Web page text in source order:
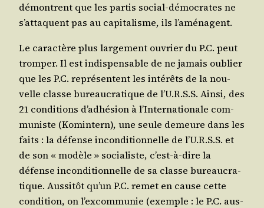
démontrent que les par­tis social-démo­crates ne
s’attaquent pas au capi­ta­lisme, ils l’aménagent.
Le carac­tère plus lar­ge­ment ouvrier du P.C. peut
trom­per. Il est indis­pen­sable de ne jamais oublier
que les P.C. repré­sentent les inté­rêts de la nou­
velle classe bureau­cra­tique de l’U.R.S.S. Ain­si, des
21 condi­tions d’adhésion à l’Internationale com­
mu­niste (Komin­tern), une seule demeure dans les
faits : la défense incon­di­tion­nelle de l’U.R.S.S. et
de son « modèle » socia­liste, c’est-à-dire la
défense incon­di­tion­nelle de sa classe bureau­cra­
tique. Aus­si­tôt qu’un P.C. remet en cause cette
condi­tion, on l’excommunie (exemple : le P.C. aus­